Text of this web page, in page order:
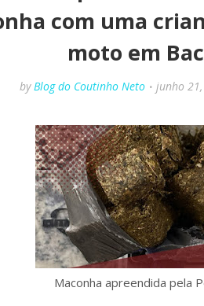
com uma
moto em
by Blog do Coutinho Neto junho
Maconha apreendida pela